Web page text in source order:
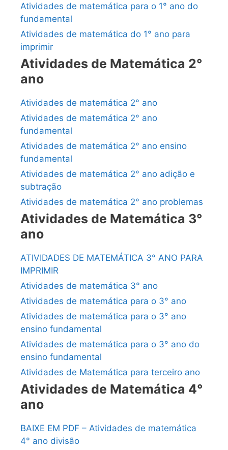
Atividades de matemática para o 1° ano do
fundamental
Atividades de matemática do 1° ano para
imprimir
Atividades de Matemática 2°
ano
Atividades de matemática 2° ano
Atividades de matemática 2° ano
fundamental
Atividades de matemática 2° ano ensino
fundamental
Atividades de matemática 2° ano adição e
subtração
Atividades de matemática 2° ano problemas
Atividades de Matemática 3°
ano
ATIVIDADES DE MATEMÁTICA 3° ANO PARA
IMPRIMIR
Atividades de matemática 3° ano
Atividades de matemática para o 3° ano
Atividades de matemática para o 3° ano
ensino fundamental
Atividades de matemática para o 3° ano do
ensino fundamental
Atividades de Matemática para terceiro ano
Atividades de Matemática 4°
ano
BAIXE EM PDF – Atividades de matemática
4° ano divisão